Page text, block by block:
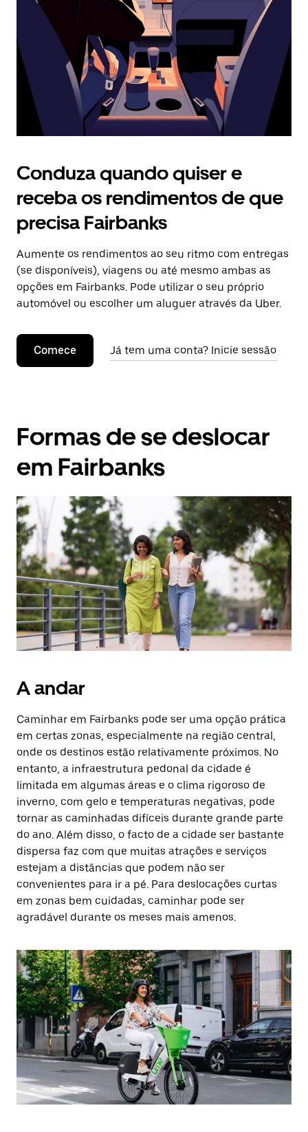
o
calendário.
Conduza quando quiser e
receba os rendimentos de que
precisa Fairbanks
Aumente os rendimentos ao seu ritmo com entregas
(se disponíveis), viagens ou até mesmo ambas as
opções em Fairbanks. Pode utilizar o seu próprio
automóvel ou escolher um aluguer através da Uber.
Comece Já tem uma conta? Inicie sessão
Formas de se deslocar
em Fairbanks
A andar
Caminhar em Fairbanks pode ser uma opção prática
em certas zonas, especialmente na região central,
onde os destinos estão relativamente próximos. No
entanto, a infraestrutura pedonal da cidade é
limitada em algumas áreas e o clima rigoroso de
inverno, com gelo e temperaturas negativas, pode
tornar as caminhadas difíceis durante grande parte
do ano. Além disso, o facto de a cidade ser bastante
dispersa faz com que muitas atrações e serviços
estejam a distâncias que podem não ser
convenientes para ir a pé. Para deslocações curtas
em zonas bem cuidadas, caminhar pode ser
agradável durante os meses mais amenos.